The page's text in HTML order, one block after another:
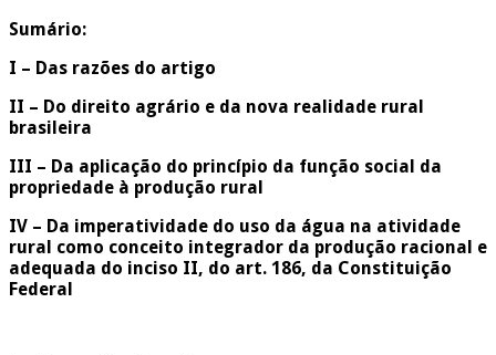
Sumário:
I – Das razões do artigo
II – Do direito agrário e da nova realidade rural
brasileira
III – Da aplicação do princípio da função social da
propriedade à produção rural
IV – Da imperatividade do uso da água na atividade
rural como conceito integrador da produção racional e
adequada do inciso II, do art. 186, da Constituição
Federal